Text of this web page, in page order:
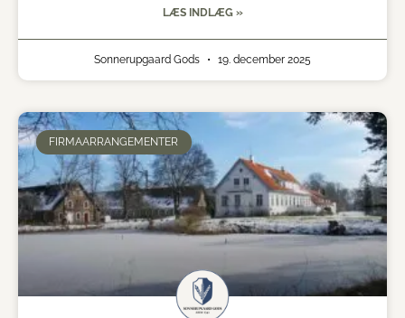
LÆS INDLÆG »
Sonnerupgaard Gods 19. december 2025
FIRMAARRANGEMENTER